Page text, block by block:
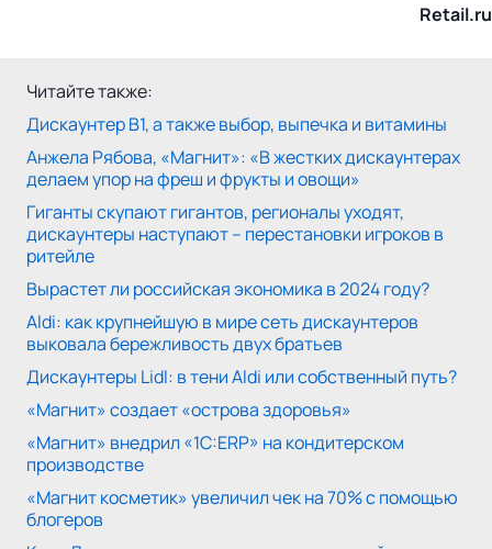
Retail.ru
Читайте также:
Дискаунтер В1, а также выбор, выпечка и витамины
Анжела Рябова, «Магнит»: «В жестких дискаунтерах
делаем упор на фреш и фрукты и овощи»
Гиганты скупают гигантов, регионалы уходят,
дискаунтеры наступают – перестановки игроков в
ритейле
Вырастет ли российская экономика в 2024 году?
Aldi: как крупнейшую в мире сеть дискаунтеров
выковала бережливость двух братьев
Дискаунтеры Lidl: в тени Aldi или собственный путь?
«Магнит» создает «острова здоровья»
«Магнит» внедрил «1С:ERP» на кондитерском
производстве
«Магнит косметик» увеличил чек на 70% с помощью
блогеров